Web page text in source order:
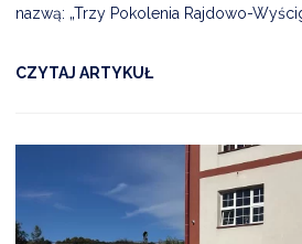
nazwą: „Trzy Pokolenia Rajdowo-
CZYTAJ ARTYKUŁ